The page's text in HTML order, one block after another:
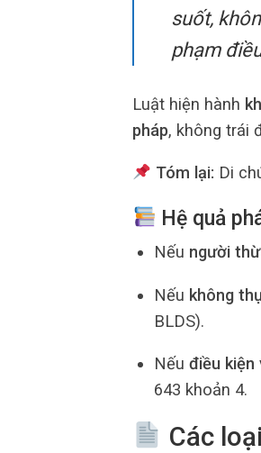
suốt,
phạm
Luật hiện hành
pháp, không trái
Tóm lại: Di
Hệ quả
Nếu người
Nếu không
BLDS).
Nếu điều kiện
643 khoản 4.
Các